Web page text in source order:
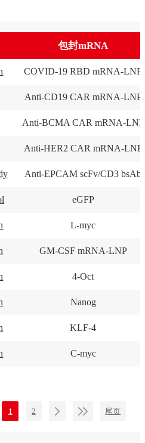
包封mRNA
COVID-19 RBD mRNA-LNP
Anti-CD19 CAR mRNA-LNP
Anti-BCMA CAR mRNA-LNP
Anti-HER2 CAR mRNA-LNP
Anti-EPCAM scFv/CD3 bsAb
eGFP
L-myc
GM-CSF mRNA-LNP
4-Oct
Nanog
KLF-4
C-myc
1 2 尾页